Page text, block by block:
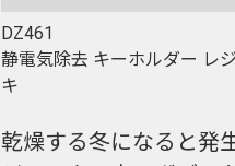
DZ461
静電気除去 キーホルダー レ
キ
乾燥する冬になると発